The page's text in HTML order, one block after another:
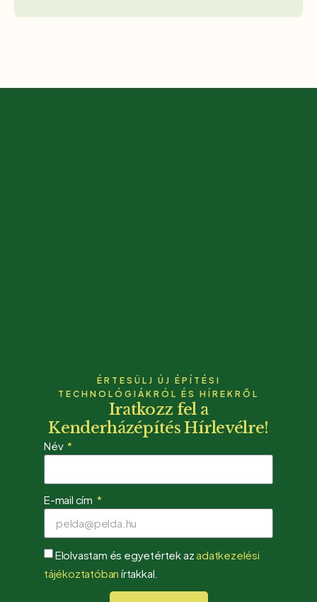
ÉRTESÜLJ ÚJ ÉPÍTÉSI
TECHNOLÓGIÁKRÓL ÉS HÍREKRŐL
Iratkozz fel a
Kenderházépítés Hírlevélre!
Név
E-mail cím
Elolvastam és egyetértek az adatkezelési
tájékoztatóbanírtakkal.